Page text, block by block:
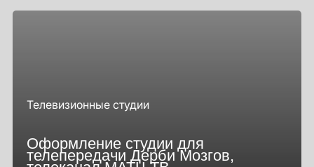
Телевизионные студии
Оформление студии для
телепередачи Дерби Мозгов,